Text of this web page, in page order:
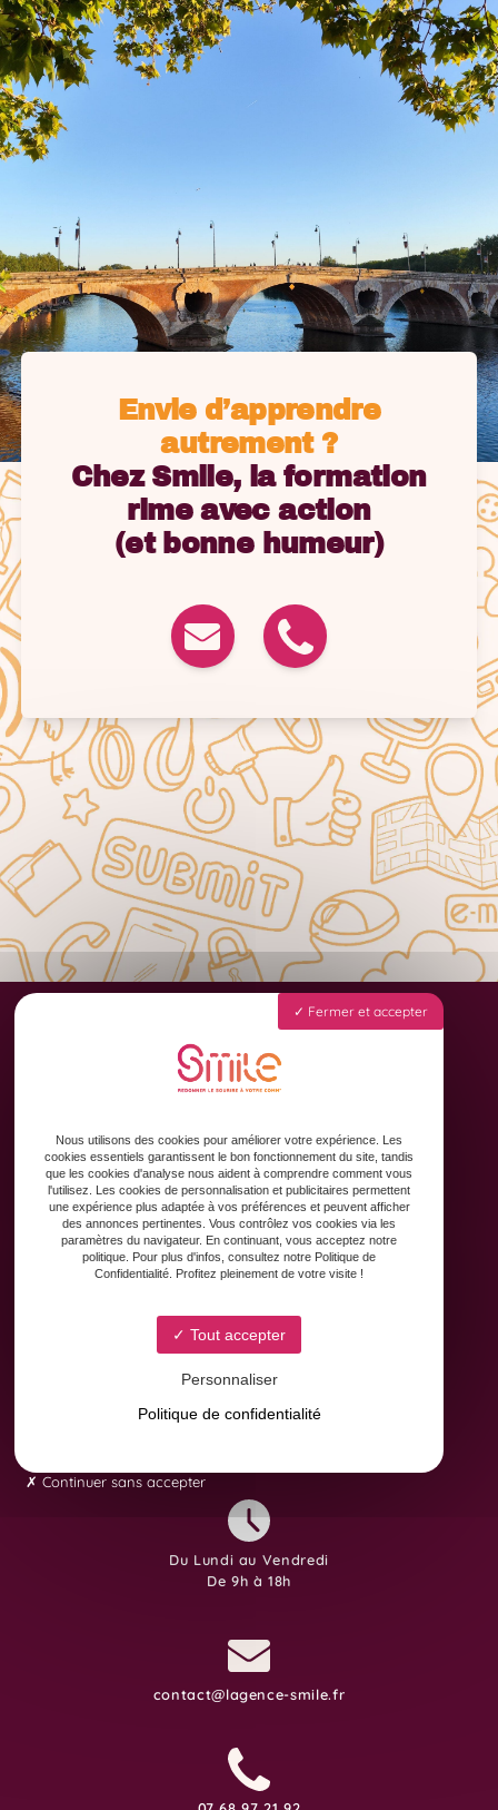
Envie d’apprendre
autrement ?
Chez Smile, la formation
rime avec action
(et bonne humeur)
Accueil
Formation & Accompagnement
Graphisme & Design
Copywriting
Contact
8 Avenue Yves Brunaud
Du Lundi au Vendredi
De 9h à 18h
contact@lagence-smile.fr
Fermer et accepter
Nous utilisons des cookies pour améliorer votre expérience. Les
cookies essentiels garantissent le bon fonctionnement du site, tandis
que les cookies d'analyse nous aident à comprendre comment vous
l'utilisez. Les cookies de personnalisation et publicitaires permettent
une expérience plus adaptée à vos préférences et peuvent afficher
des annonces pertinentes. Vous contrôlez vos cookies via les
paramètres du navigateur. En continuant, vous acceptez notre
politique. Pour plus d'infos, consultez notre Politique de
Confidentialité. Profitez pleinement de votre visite !
Tout accepter
Personnaliser
Politique de confidentialité
Continuer sans accepter